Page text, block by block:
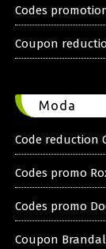
Codes
Coupon
Moda
Code reduction
Codes promo
Codes promo
Coupon